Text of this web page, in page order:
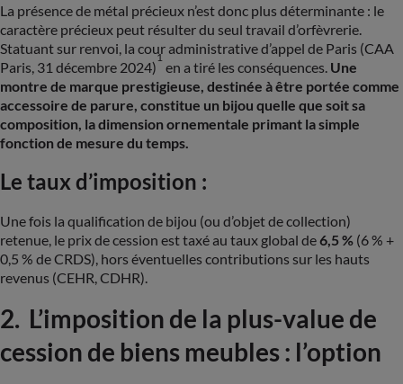
La présence de métal précieux n’est donc plus déterminante : le
caractère précieux peut résulter du seul travail d’orfèvrerie.
Statuant sur renvoi, la cour administrative d’appel de Paris (CAA
Paris, 31 décembre 2024)
1
en a tiré les conséquences. Une
montre de marque prestigieuse, destinée à être portée comme
accessoire de parure, constitue un bijou quelle que soit sa
composition, la dimension ornementale primant la simple
fonction de mesure du temps.
Le taux d’imposition :
Une fois la qualification de bijou (ou d’objet de collection)
retenue, le prix de cession est taxé au taux global de6,5 % (6 % +
0,5 % de CRDS), hors éventuelles contributions sur les hauts
revenus (CEHR, CDHR).
2. L’imposition de la plus-value de
cession de biens meubles : l’option